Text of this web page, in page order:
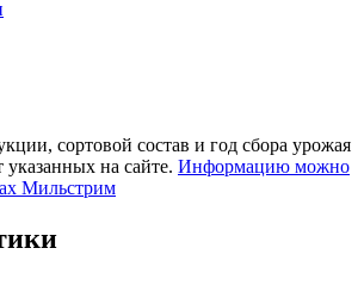
сортовой состав и год сбора урожая
указанных на сайте. Информацию можно
Мильстрим